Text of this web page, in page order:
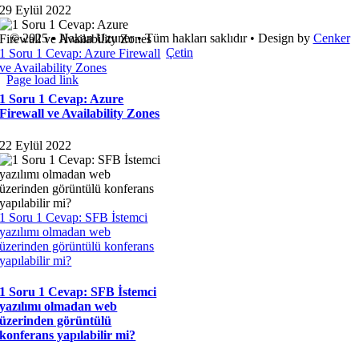
29 Eylül 2022
1 Soru 1 Cevap: Azure Firewall
ve Availability Zones
1 Soru 1 Cevap: Azure
Firewall ve Availability Zones
22 Eylül 2022
1 Soru 1 Cevap: SFB İstemci
yazılımı olmadan web
üzerinden görüntülü konferans
yapılabilir mi?
1 Soru 1 Cevap: SFB İstemci
yazılımı olmadan web
üzerinden görüntülü
konferans yapılabilir mi?
© 2025 • Hakan Uzuner • Tüm hakları saklıdır • Design by Cenker
Çetin
Page load link
Go
to
Top